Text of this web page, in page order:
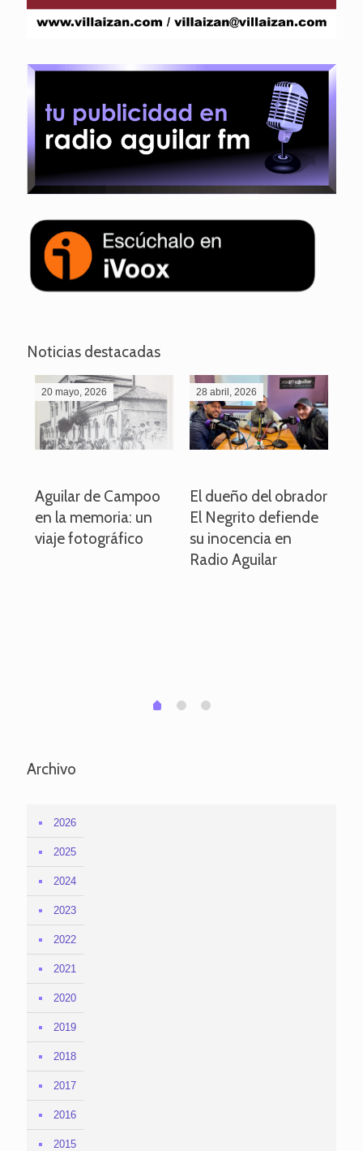
Noticias destacadas
20 mayo, 2026
Aguilar de Campoo
en la memoria: un
viaje fotográfico
28 abril, 2026
El dueño del obrador
El Negrito defiende
su inocencia en
Radio Aguilar
0 1 2
Archivo
2026
2025
2024
2023
2022
2021
2020
2019
2018
2017
2016
2015